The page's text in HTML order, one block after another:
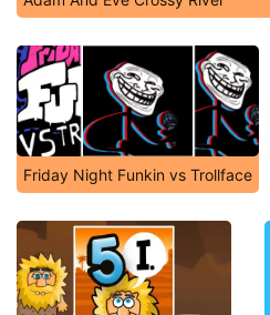
Friday Night Funkin vs Trollface